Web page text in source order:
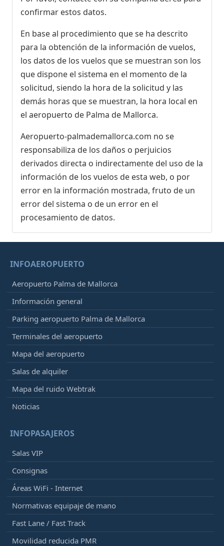
confirmar estos datos.
En base al procedimiento que se ha descrito
para la obtención de la información de vuelos,
los datos de los vuelos que se muestran son los
que dispone el sistema en el momento de la
solicitud, siendo la hora de la solicitud y las
demás horas que se muestran, la hora local en
el aeropuerto de Palma de Mallorca.
Aeropuerto-palmademallorca.com no se
responsabiliza de los daños o perjuicios
derivados directa o indirectamente del uso de la
información de los vuelos de esta web, o por
error en la información mostrada, fruto de un
error del sistema o de un error en el
procesamiento de datos.
INFOAEROPUERTO
Aeropuerto Palma de Mallorca
Información general
Parking aeropuerto Palma de Mallorca
Terminales del aeropuerto
Mapa del aeropuerto
Salas de alquiler
Mapa del ruido Webtrak
Noticias
INFOPASAJEROS
Salas VIP
Consignas
Áreas WiFi - Internet
Normativas equipaje de mano
Fast Lane / Fast Track
Movilidad reducida PMR